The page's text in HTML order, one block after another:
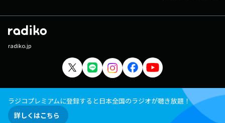
radiko.jp
ラジコプレミアムに登録すると日本全国のラジオが聴き放題！
詳しくはこちら